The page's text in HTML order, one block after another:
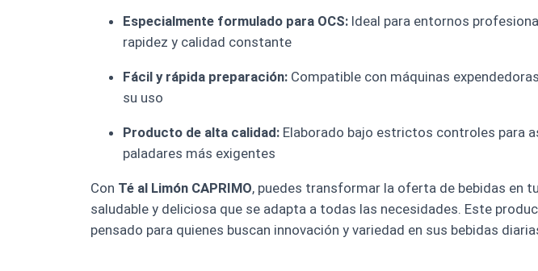
Especialmente formulado para OCS: Ideal para entornos
rapidez y calidad constante
Fácil y rápida preparación: Compatible con máquinas
su uso
Producto de alta calidad: Elaborado bajo estrictos controles para
paladares más exigentes
Con Té al Limón CAPRIMO, puedes transformar la oferta de bebidas en
saludable y deliciosa que se adapta a todas las necesidades. Este
pensado para quienes buscan innovación y variedad en sus bebidas